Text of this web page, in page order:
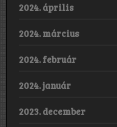
2024. április
2024. március
2024. február
2024. január
2023. december